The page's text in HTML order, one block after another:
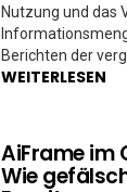
Nutzung und das
Berichten der
WEITERLESEN
AiFrame im
Wie